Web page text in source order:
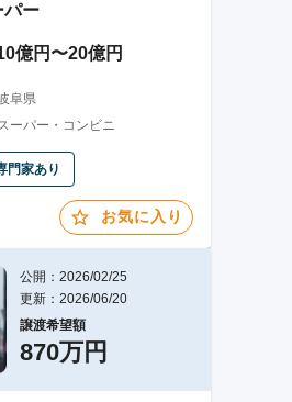
パー
億円〜20億円
阜県
ーパー・コンビニ
門家あり
お気に入り
公開：2026/02/25
更新：2026/06/20
譲渡希望額
870万円